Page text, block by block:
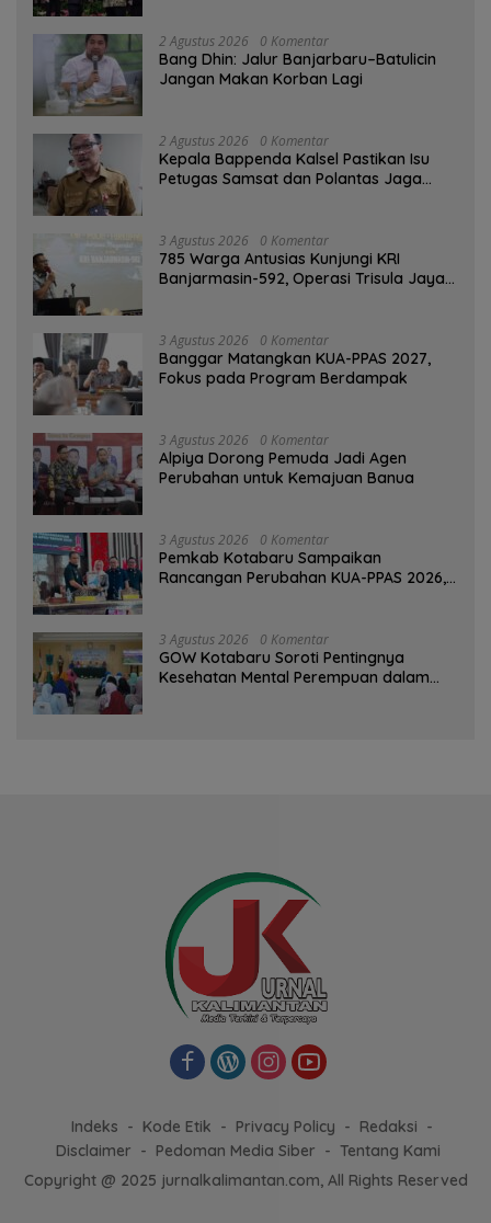
2 Agustus 2026 0 Komentar
Bang Dhin: Jalur Banjarbaru–Batulicin
Jangan Makan Korban Lagi
2 Agustus 2026 0 Komentar
Kepala Bappenda Kalsel Pastikan Isu
Petugas Samsat dan Polantas Jaga
3 Agustus 2026 0 Komentar
785 Warga Antusias Kunjungi KRI
Banjarmasin-592, Operasi Trisula Jaya
3 Agustus 2026 0 Komentar
‎Banggar Matangkan KUA-PPAS 2027,
Fokus pada Program Berdampak
3 Agustus 2026 0 Komentar
‎Alpiya Dorong Pemuda Jadi Agen
Perubahan untuk Kemajuan Banua ‎
3 Agustus 2026 0 Komentar
Pemkab Kotabaru Sampaikan
Rancangan Perubahan KUA-PPAS 2026,
3 Agustus 2026 0 Komentar
GOW Kotabaru Soroti Pentingnya
Kesehatan Mental Perempuan dalam
Indeks Kode Etik Privacy Policy
Redaksi
Disclaimer
Pedoman Media Siber
Tentang Kami
Copyright @ 2025 jurnalkalimantan.com, All Rights Reserved